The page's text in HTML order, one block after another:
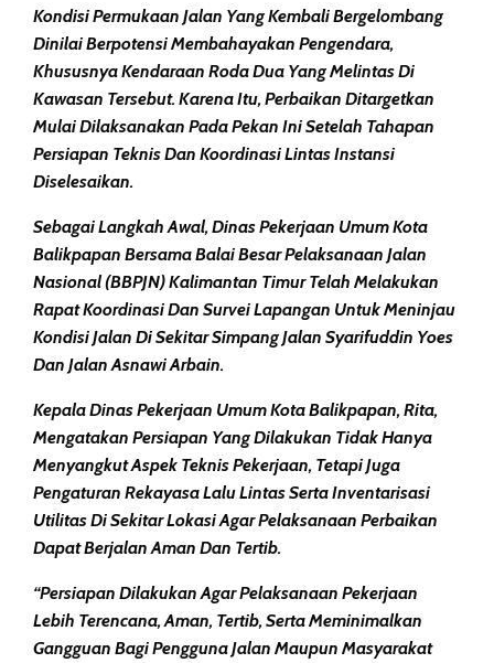
Kondisi Permukaan Jalan Yang Kembali Bergelombang
Dinilai Berpotensi Membahayakan Pengendara,
Khususnya Kendaraan Roda Dua Yang Melintas Di
Kawasan Tersebut. Karena Itu, Perbaikan Ditargetkan
Mulai Dilaksanakan Pada Pekan Ini Setelah Tahapan
Persiapan Teknis Dan Koordinasi Lintas Instansi
Diselesaikan.
Sebagai Langkah Awal, Dinas Pekerjaan Umum Kota
Balikpapan Bersama Balai Besar Pelaksanaan Jalan
Nasional (BBPJN) Kalimantan Timur Telah Melakukan
Rapat Koordinasi Dan Survei Lapangan Untuk Meninjau
Kondisi Jalan Di Sekitar Simpang Jalan Syarifuddin Yoes
Dan Jalan Asnawi Arbain.
Kepala Dinas Pekerjaan Umum Kota Balikpapan, Rita,
Mengatakan Persiapan Yang Dilakukan Tidak Hanya
Menyangkut Aspek Teknis Pekerjaan, Tetapi Juga
Pengaturan Rekayasa Lalu Lintas Serta Inventarisasi
Utilitas Di Sekitar Lokasi Agar Pelaksanaan Perbaikan
Dapat Berjalan Aman Dan Tertib.
“Persiapan Dilakukan Agar Pelaksanaan Pekerjaan
Lebih Terencana, Aman, Tertib, Serta Meminimalkan
Gangguan Bagi Pengguna Jalan Maupun Masyarakat